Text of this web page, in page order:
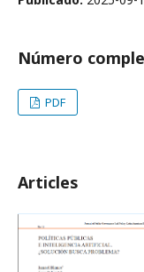
Número
PDF
Articles